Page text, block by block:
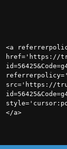
<a
href='https://
src='https://
</a>